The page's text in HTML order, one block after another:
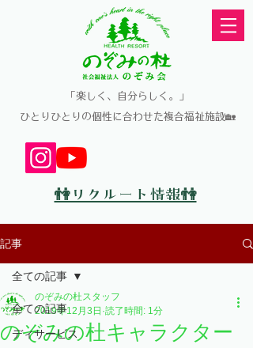
​「楽しく、自分らしく。」
​ひとりひとりの個性に合わせた複合福祉施設🏡
👫リクルート情報👫
記事
全ての記事
ディサービス
全ての記事
のぞみの杜キャラクター
のぞみの杜スタッフ
2019年12月3日 読了時間: 1分